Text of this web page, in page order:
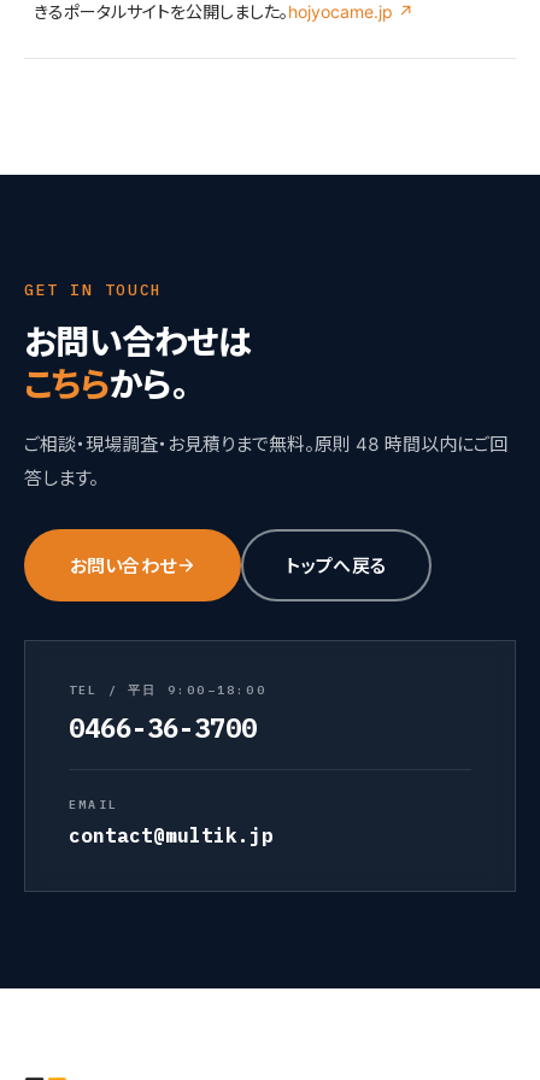
きるポータルサイトを公開しました。hojyocame.jp ↗
GET IN TOUCH
お問い合わせは
こちらから。
ご相談・現場調査・お見積りまで無料。原則 48 時間以内にご回
答します。
お問い合わせ トップへ戻る
TEL / 平日 9:00–18:00
0466-36-3700
EMAIL
contact@multik.jp